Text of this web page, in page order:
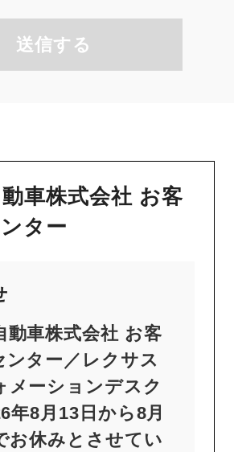
送信する
動車株式会社 お客
ター
動車株式会社 お客
ンター／レクサス
メーションデスク
年8月13日から8月
お休みとさせてい